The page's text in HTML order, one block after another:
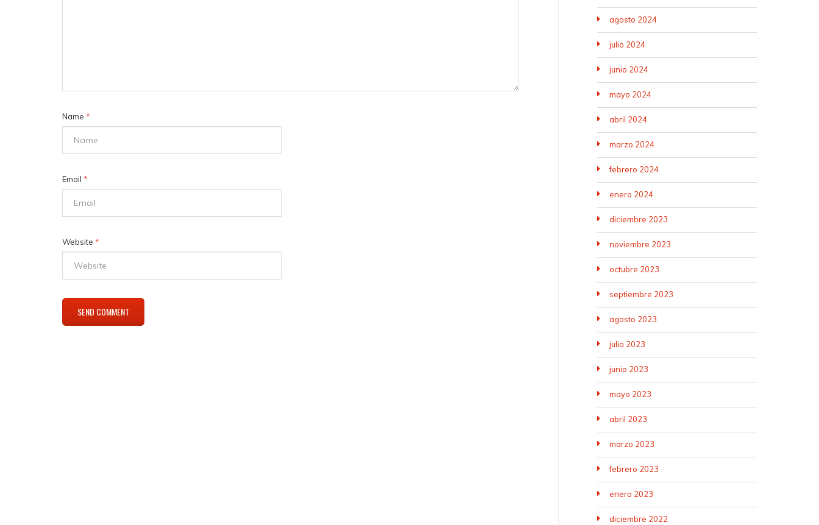
Name *
Email *
Website *
agosto 2024
julio 2024
junio 2024
mayo 2024
abril 2024
marzo 2024
febrero 2024
enero 2024
diciembre 2023
noviembre 2023
octubre 2023
septiembre 2023
agosto 2023
julio 2023
junio 2023
mayo 2023
abril 2023
marzo 2023
febrero 2023
enero 2023
diciembre 2022